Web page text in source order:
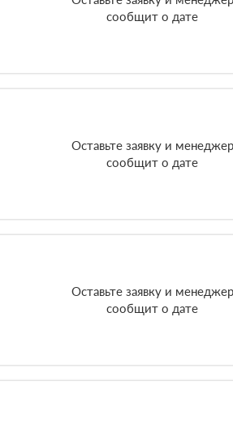
сообщит о дате
Оставьте заявку и менеджер
сообщит о дате
Оставьте заявку и менеджер
сообщит о дате